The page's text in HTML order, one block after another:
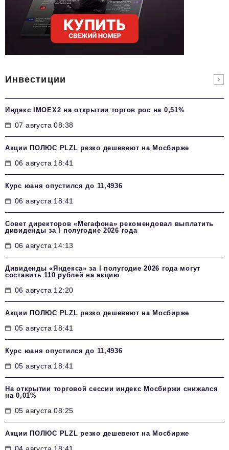
Инвестиции
Индекс IMOEX2 на открытии торгов рос на 0,51%
07 августа 08:38
Акции ПОЛЮС PLZL резко дешевеют на Мосбирже
06 августа 18:41
Курс юаня опустился до 11,4936
06 августа 18:41
Совет директоров «Мегафона» рекомендовал выплатить
дивиденды за I полугодие 2026 года
06 августа 14:13
Дивиденды «Яндекса» за I полугодие 2026 года могут
составить 110 рублей на акцию
06 августа 12:20
Акции ПОЛЮС PLZL резко дешевеют на Мосбирже
05 августа 18:41
Курс юаня опустился до 11,4936
05 августа 18:41
На открытии торговой сессии индекс Мосбиржи снижался
на 0,01%
05 августа 08:25
Акции ПОЛЮС PLZL резко дешевеют на Мосбирже